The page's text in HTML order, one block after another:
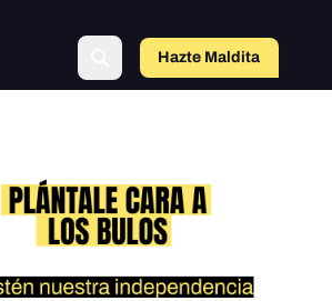
Hazte Maldito
a